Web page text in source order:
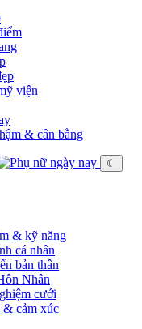
viện
& cân bằng
☾
& kỹ năng
cá nhân
bản thân
Nhân
cưới
& cảm xúc